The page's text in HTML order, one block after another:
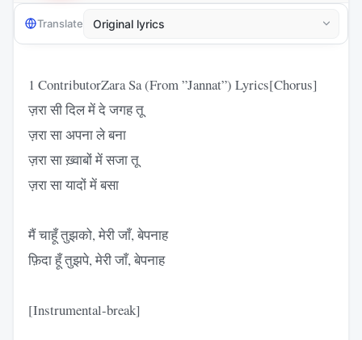
Translate
1 ContributorZara Sa (From ”Jannat”) Lyrics[Chorus]
ज़रा सी दिल में दे जगह तू
ज़रा सा अपना ले बना
ज़रा सा ख़्वाबों में सजा तू
ज़रा सा यादों में बसा
मैं चाहूँ तुझको, मेरी जाँ, बेपनाह
फ़िदा हूँ तुझपे, मेरी जाँ, बेपनाह
[Instrumental-break]